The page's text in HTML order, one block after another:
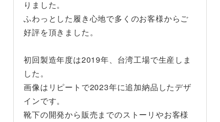
りました。
ふわっとした履き心地で多くのお客様からご
好評を頂きました。
初回製造年度は2019年、台湾工場で生産しま
した。
画像はリピートで2023年に追加納品したデザ
インです。
靴下の開発から販売までのストーリやお客様